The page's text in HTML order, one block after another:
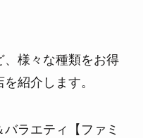
、様々な種類をお得
紹介します。
ラエティ【ファミ